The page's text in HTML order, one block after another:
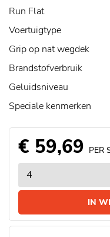
Run Flat
Voertuigtype
Grip op nat wegdek
Brandstofverbruik
Geluidsniveau
Speciale kenmerken
€ 59,69 PER
IN